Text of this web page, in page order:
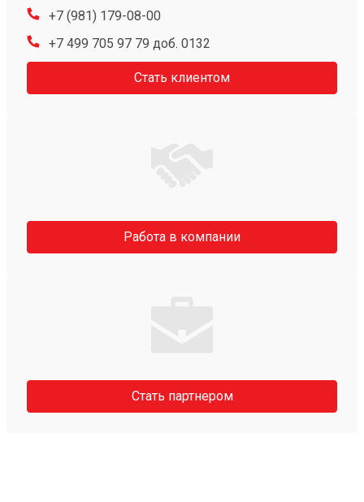
+7 (981) 179-08-00
+7 499 705 97 79 доб. 0132
Стать клиентом
Работа в компании
Стать партнером